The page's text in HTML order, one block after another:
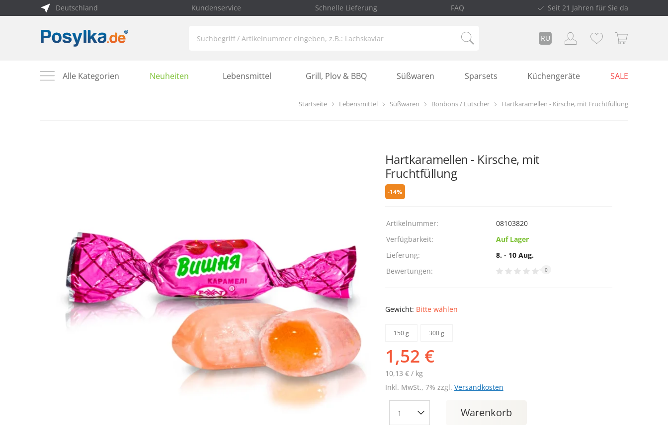
Deutschland Kundenservice Schnelle Lieferung FAQ Seit 21 Jahren für Sie da
RU
Alle Kategorien Neuheiten Lebensmittel Grill, Plov & BBQ Süßwaren Sparsets Küchengeräte SALE
Startseite Lebensmittel Süßwaren Bonbons / Lutscher Hartkaramellen - Kirsche, mit Fruchtfüllung
Hartkaramellen - Kirsche, mit
Fruchtfüllung
-14%
Artikelnummer:
08103820
Verfügbarkeit:
Auf Lager
Lieferung:
8. - 10 Aug.
Bewertungen:
0
Gewicht: Bitte wählen
150 g 300 g
1,52 €
10,13 € / kg
Inkl. MwSt., 7% zzgl. Versandkosten
Warenkorb